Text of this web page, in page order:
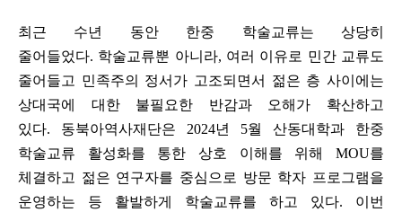
최근 수년 동안 한중 학술교류는 상당히
줄어들었다. 학술교류뿐 아니라, 여러 이유로 민간 교류도
줄어들고 민족주의 정서가 고조되면서 젊은 층 사이에는
상대국에 대한 불필요한 반감과 오해가 확산하고
있다. 동북아역사재단은 2024년 5월 산동대학과 한중
학술교류 활성화를 통한 상호 이해를 위해 MOU를
체결하고 젊은 연구자를 중심으로 방문 학자 프로그램을
운영하는 등 활발하게 학술교류를 하고 있다. 이번